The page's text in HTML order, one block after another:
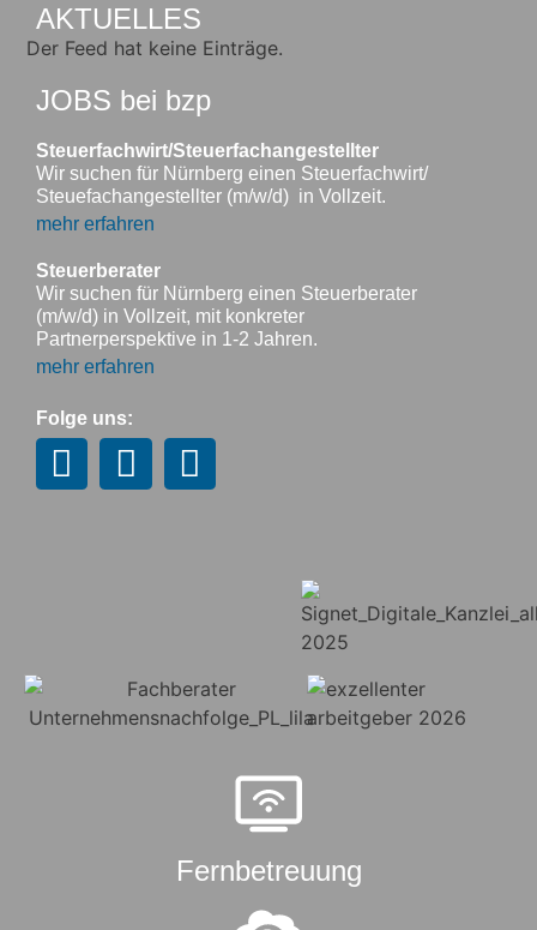
AKTUELLES
Der Feed hat keine Einträge.
JOBS bei bzp
Steuerfachwirt/Steuerfachangestellter
Wir suchen für Nürnberg einen Steuerfachwirt/
Steuefachangestellter (m/w/d) in Vollzeit.
mehr erfahren
Steuerberater
Wir suchen für Nürnberg einen Steuerberater
(m/w/d) in Vollzeit, mit konkreter
Partnerperspektive in 1-2 Jahren.
mehr erfahren
Folge uns:
Fernbetreuung